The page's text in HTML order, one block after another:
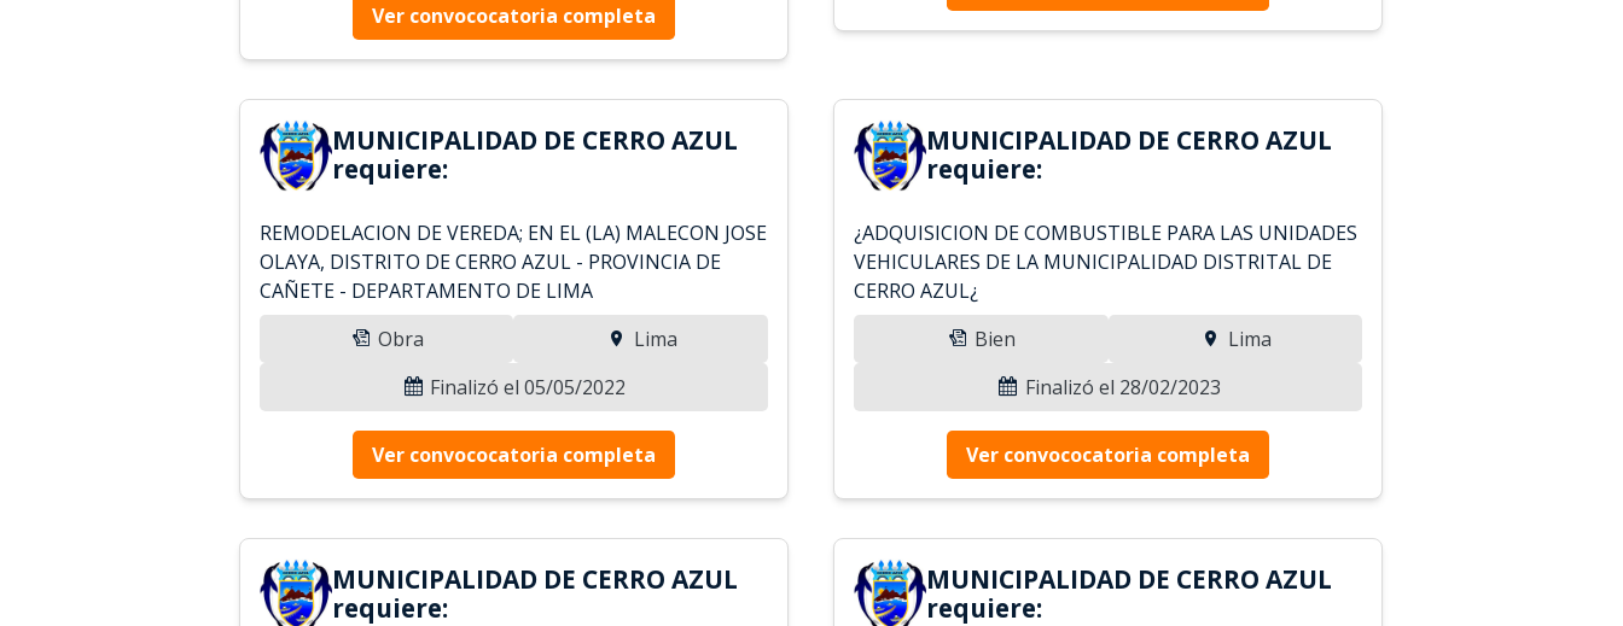
Ver convococatoria completa
MUNICIPALIDAD DE CERRO AZUL
requiere:
REMODELACION DE VEREDA; EN EL (LA) MALECON JOSE
OLAYA, DISTRITO DE CERRO AZUL - PROVINCIA DE
CAÑETE - DEPARTAMENTO DE LIMA
Obra
Lima
Finalizó el 05/05/2022
Ver convococatoria completa
MUNICIPALIDAD DE CERRO AZUL
requiere:
¿ADQUISICION DE COMBUSTIBLE PARA LAS UNIDADES
VEHICULARES DE LA MUNICIPALIDAD DISTRITAL DE
CERRO AZUL¿
Bien
Lima
Finalizó el 28/02/2023
Ver convococatoria completa
MUNICIPALIDAD DE CERRO AZUL
requiere:
MUNICIPALIDAD DE CERRO AZUL
requiere: